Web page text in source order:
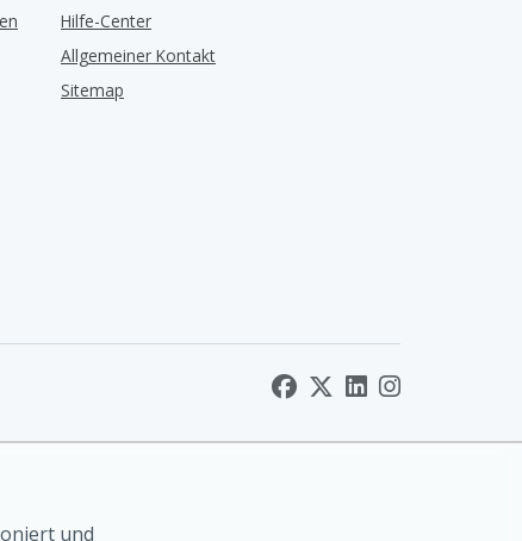
Hilfe-Center
Allgemeiner Kontakt
Sitemap
und